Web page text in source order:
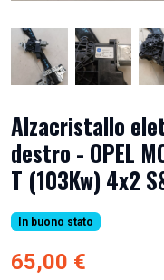
Alzacristallo
destro - OPEL
T (103Kw) 4x2
In buono stato
65,00 €